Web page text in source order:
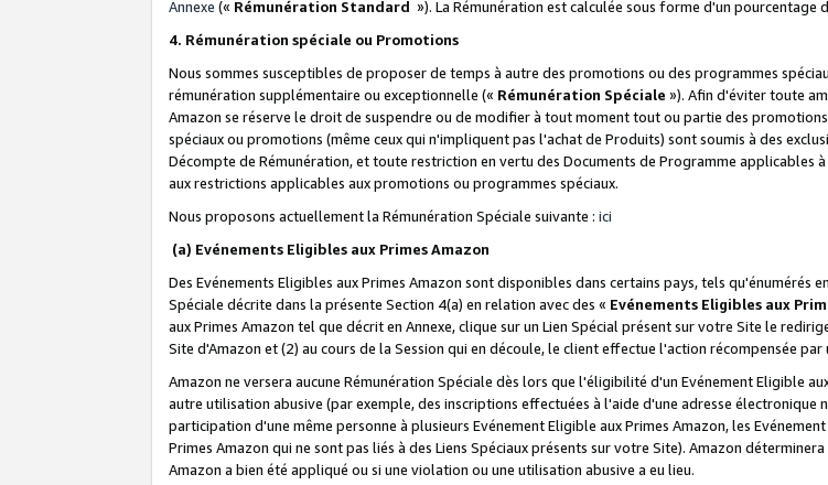
Annexe (« Rémunération Standard »). La Rémunération est calculée sous forme d'un pourcentage
4. Rémunération spéciale ou Promotions
Nous sommes susceptibles de proposer de temps à autre des promotions ou des programmes
rémunération supplémentaire ou exceptionnelle (« Rémunération Spéciale »). Afin d'éviter toute
Amazon se réserve le droit de suspendre ou de modifier à tout moment tout ou partie des
spéciaux ou promotions (même ceux qui n'impliquent pas l'achat de Produits) sont soumis à des
Décompte de Rémunération, et toute restriction en vertu des Documents de Programme applicables
aux restrictions applicables aux promotions ou programmes spéciaux.
Nous proposons actuellement la Rémunération Spéciale suivante : ici
(a) Evénements Eligibles aux Primes Amazon
Des Evénements Eligibles aux Primes Amazon sont disponibles dans certains pays, tels qu'énumérés en
Spéciale décrite dans la présente Section 4(a) en relation avec des « Evénements Eligibles aux
aux Primes Amazon tel que décrit en Annexe, clique sur un Lien Spécial présent sur votre Site le
Site d'Amazon et (2) au cours de la Session qui en découle, le client effectue l'action récompensée par
Amazon ne versera aucune Rémunération Spéciale dès lors que l'éligibilité d'un Evénement Eligible
autre utilisation abusive (par exemple, des inscriptions effectuées à l'aide d'une adresse
participation d'une même personne à plusieurs Evénement Eligible aux Primes Amazon, les
Primes Amazon qui ne sont pas liés à des Liens Spéciaux présents sur votre Site). Amazon
Amazon a bien été appliqué ou si une violation ou une utilisation abusive a eu lieu.